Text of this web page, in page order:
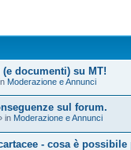
documenti) su MT!
Moderazione e Annunci
sul forum.
in Moderazione e Annunci
- cosa è possibile